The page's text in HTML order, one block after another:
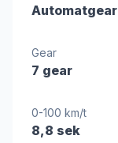
Automatgear
Gear
7 gear
0-100 km/t
8,8 sek